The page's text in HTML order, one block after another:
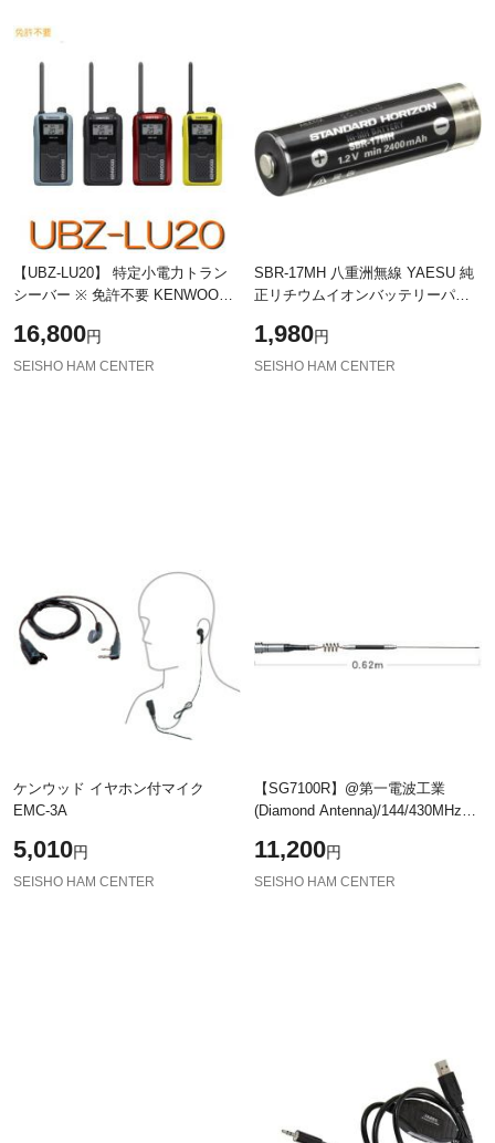
【UBZ-LU20】 特定小電力トラン
シーバー ※ 免許不要 KENWOOD
バー 特小無線 無線 機 無線機 受信
機 お
16,800円
SEISHO HAM CENTER
SBR-17MH 八重洲無線 YAESU 純
正リチウムイオンバッテリーパッ
1,980円
SEISHO HAM CENTER
ケンウッド イヤホン付マイク
EMC-3A
5,010円
SEISHO HAM CENTER
【SG7100R】@第一電波工業
(Diamond Antenna)/144/430MHz帯
11,200円
SEISHO HAM CENTER